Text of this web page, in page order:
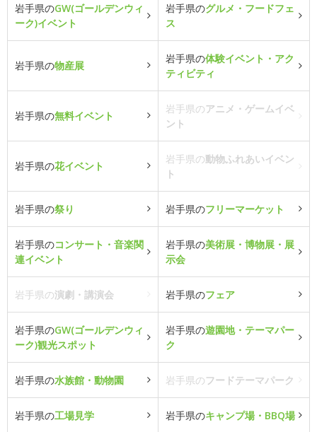
岩手県のGW(ゴールデンウィ
ーク)イベント
岩手県のグルメ・フードフェ
ス
岩手県の物産展
岩手県の体験イベント・アク
ティビティ
岩手県の無料イベント
岩手県のアニメ・ゲームイベ
ント
岩手県の花イベント
岩手県の動物ふれあいイベン
ト
岩手県の祭り 岩手県のフリーマーケット
岩手県のコンサート・音楽関
連イベント
岩手県の美術展・博物展・展
示会
岩手県の演劇・講演会 岩手県のフェア
岩手県のGW(ゴールデンウィ
ーク)観光スポット
岩手県の遊園地・テーマパー
ク
岩手県の水族館・動物園 岩手県のフードテーマパーク
岩手県の工場見学 岩手県のキャンプ場・BBQ場